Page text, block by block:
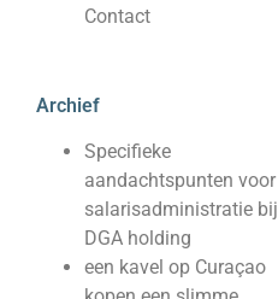
Contact
Archief
Specifieke
aandachtspunten voor
salarisadministratie bij
DGA holding
een kavel op Curaçao